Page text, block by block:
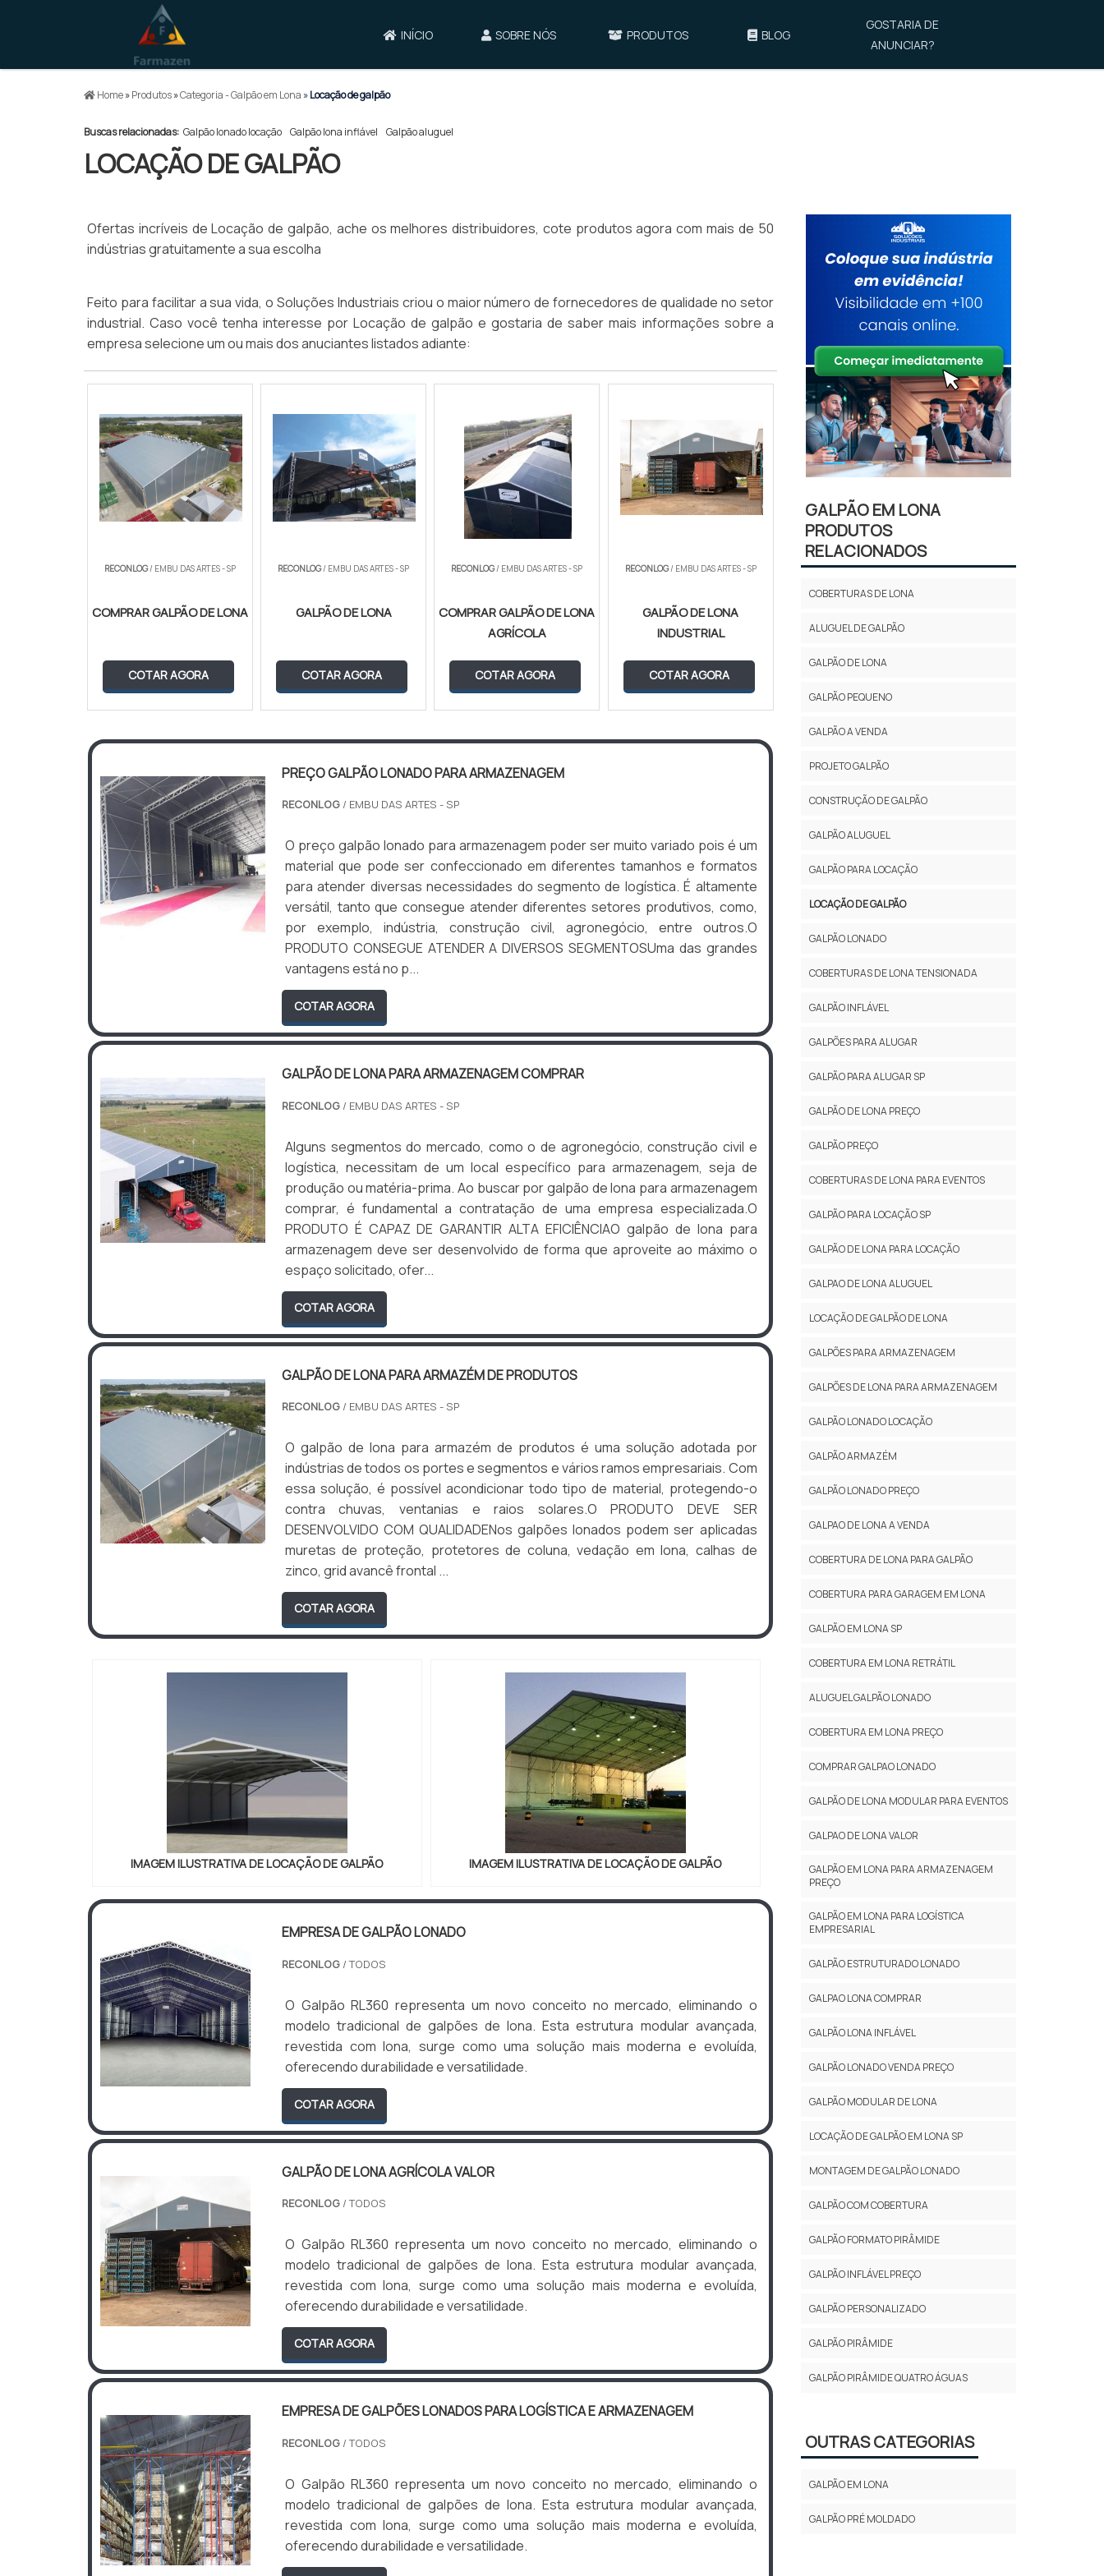
INÍCIO SOBRE NÓS PRODUTOS BLOG
GOSTARIA DE
ANUNCIAR?
Home»Produtos»Categoria - Galpão em Lona »Locação de galpão
Buscas relacionadas: Galpão lonado locação Galpão lona inflável Galpão aluguel
LOCAÇÃO DE GALPÃO
Ofertas incríveis de Locação de galpão, ache os melhores distribuidores, cote produtos agora com mais de 50
indústrias gratuitamente a sua escolha
Feito para facilitar a sua vida, o Soluções Industriais criou o maior número de fornecedores de qualidade no setor
industrial. Caso você tenha interesse por Locação de galpão e gostaria de saber mais informações sobre a
empresa selecione um ou mais dos anuciantes listados adiante:
RECONLOG/ EMBU DAS ARTES - SP
COMPRAR GALPÃO DE LONA
COTAR AGORA
RECONLOG/ EMBU DAS ARTES - SP
GALPÃO DE LONA
COTAR AGORA
RECONLOG/ EMBU DAS ARTES - SP
COMPRAR GALPÃO DE LONA
AGRÍCOLA
COTAR AGORA
RECONLOG/ EMBU DAS ARTES - SP
GALPÃO DE LONA
INDUSTRIAL
COTAR AGORA
PREÇO GALPÃO LONADO PARA ARMAZENAGEM
RECONLOG / EMBU DAS ARTES - SP
O preço galpão lonado para armazenagem poder ser muito variado pois é um
material que pode ser confeccionado em diferentes tamanhos e formatos
para atender diversas necessidades do segmento de logística. É altamente
versátil, tanto que consegue atender diferentes setores produtivos, como,
por exemplo, indústria, construção civil, agronegócio, entre outros.O
PRODUTO CONSEGUE ATENDER A DIVERSOS SEGMENTOSUma das grandes
vantagens está no p...
COTAR AGORA
GALPÃO DE LONA PARA ARMAZENAGEM COMPRAR
RECONLOG / EMBU DAS ARTES - SP
Alguns segmentos do mercado, como o de agronegócio, construção civil e
logística, necessitam de um local específico para armazenagem, seja de
produção ou matéria-prima. Ao buscar por galpão de lona para armazenagem
comprar, é fundamental a contratação de uma empresa especializada.O
PRODUTO É CAPAZ DE GARANTIR ALTA EFICIÊNCIAO galpão de lona para
armazenagem deve ser desenvolvido de forma que aproveite ao máximo o
espaço solicitado, ofer...
COTAR AGORA
GALPÃO DE LONA PARA ARMAZÉM DE PRODUTOS
RECONLOG / EMBU DAS ARTES - SP
O galpão de lona para armazém de produtos é uma solução adotada por
indústrias de todos os portes e segmentos e vários ramos empresariais. Com
essa solução, é possível acondicionar todo tipo de material, protegendo-o
contra chuvas, ventanias e raios solares.O PRODUTO DEVE SER
DESENVOLVIDO COM QUALIDADENos galpões lonados podem ser aplicadas
muretas de proteção, protetores de coluna, vedação em lona, calhas de
zinco, grid avancê frontal ...
COTAR AGORA
IMAGEM ILUSTRATIVA DE LOCAÇÃO DE GALPÃO IMAGEM ILUSTRATIVA DE LOCAÇÃO DE GALPÃO
EMPRESA DE GALPÃO LONADO
RECONLOG/ TODOS
O Galpão RL360 representa um novo conceito no mercado, eliminando o
modelo tradicional de galpões de lona. Esta estrutura modular avançada,
revestida com lona, surge como uma solução mais moderna e evoluída,
oferecendo durabilidade e versatilidade.
COTAR AGORA
GALPÃO DE LONA AGRÍCOLA VALOR
RECONLOG/ TODOS
O Galpão RL360 representa um novo conceito no mercado, eliminando o
modelo tradicional de galpões de lona. Esta estrutura modular avançada,
revestida com lona, surge como uma solução mais moderna e evoluída,
oferecendo durabilidade e versatilidade.
COTAR AGORA
EMPRESA DE GALPÕES LONADOS PARA LOGÍSTICA E ARMAZENAGEM
RECONLOG/ TODOS
O Galpão RL360 representa um novo conceito no mercado, eliminando o
modelo tradicional de galpões de lona. Esta estrutura modular avançada,
revestida com lona, surge como uma solução mais moderna e evoluída,
oferecendo durabilidade e versatilidade.
GALPÃO EM LONA
PRODUTOS
RELACIONADOS
COBERTURAS DE LONA
ALUGUEL DE GALPÃO
GALPÃO DE LONA
GALPÃO PEQUENO
GALPÃO A VENDA
PROJETO GALPÃO
CONSTRUÇÃO DE GALPÃO
GALPÃO ALUGUEL
GALPÃO PARA LOCAÇÃO
LOCAÇÃO DE GALPÃO
GALPÃO LONADO
COBERTURAS DE LONA TENSIONADA
GALPÃO INFLÁVEL
GALPÕES PARA ALUGAR
GALPÃO PARA ALUGAR SP
GALPÃO DE LONA PREÇO
GALPÃO PREÇO
COBERTURAS DE LONA PARA EVENTOS
GALPÃO PARA LOCAÇÃO SP
GALPÃO DE LONA PARA LOCAÇÃO
GALPAO DE LONA ALUGUEL
LOCAÇÃO DE GALPÃO DE LONA
GALPÕES PARA ARMAZENAGEM
GALPÕES DE LONA PARA ARMAZENAGEM
GALPÃO LONADO LOCAÇÃO
GALPÃO ARMAZÉM
GALPÃO LONADO PREÇO
GALPAO DE LONA A VENDA
COBERTURA DE LONA PARA GALPÃO
COBERTURA PARA GARAGEM EM LONA
GALPÃO EM LONA SP
COBERTURA EM LONA RETRÁTIL
ALUGUEL GALPÃO LONADO
COBERTURA EM LONA PREÇO
COMPRAR GALPAO LONADO
GALPÃO DE LONA MODULAR PARA EVENTOS
GALPAO DE LONA VALOR
GALPÃO EM LONA PARA ARMAZENAGEM
PREÇO
GALPÃO EM LONA PARA LOGÍSTICA
EMPRESARIAL
GALPÃO ESTRUTURADO LONADO
GALPAO LONA COMPRAR
GALPÃO LONA INFLÁVEL
GALPÃO LONADO VENDA PREÇO
GALPÃO MODULAR DE LONA
LOCAÇÃO DE GALPÃO EM LONA SP
MONTAGEM DE GALPÃO LONADO
GALPÃO COM COBERTURA
GALPÃO FORMATO PIRÂMIDE
GALPÃO INFLÁVEL PREÇO
GALPÃO PERSONALIZADO
GALPÃO PIRÂMIDE
GALPÃO PIRÂMIDE QUATRO ÁGUAS
OUTRAS CATEGORIAS
GALPÃO EM LONA
GALPÃO PRÉ MOLDADO